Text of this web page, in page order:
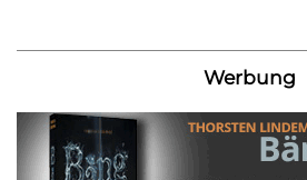
Werbung